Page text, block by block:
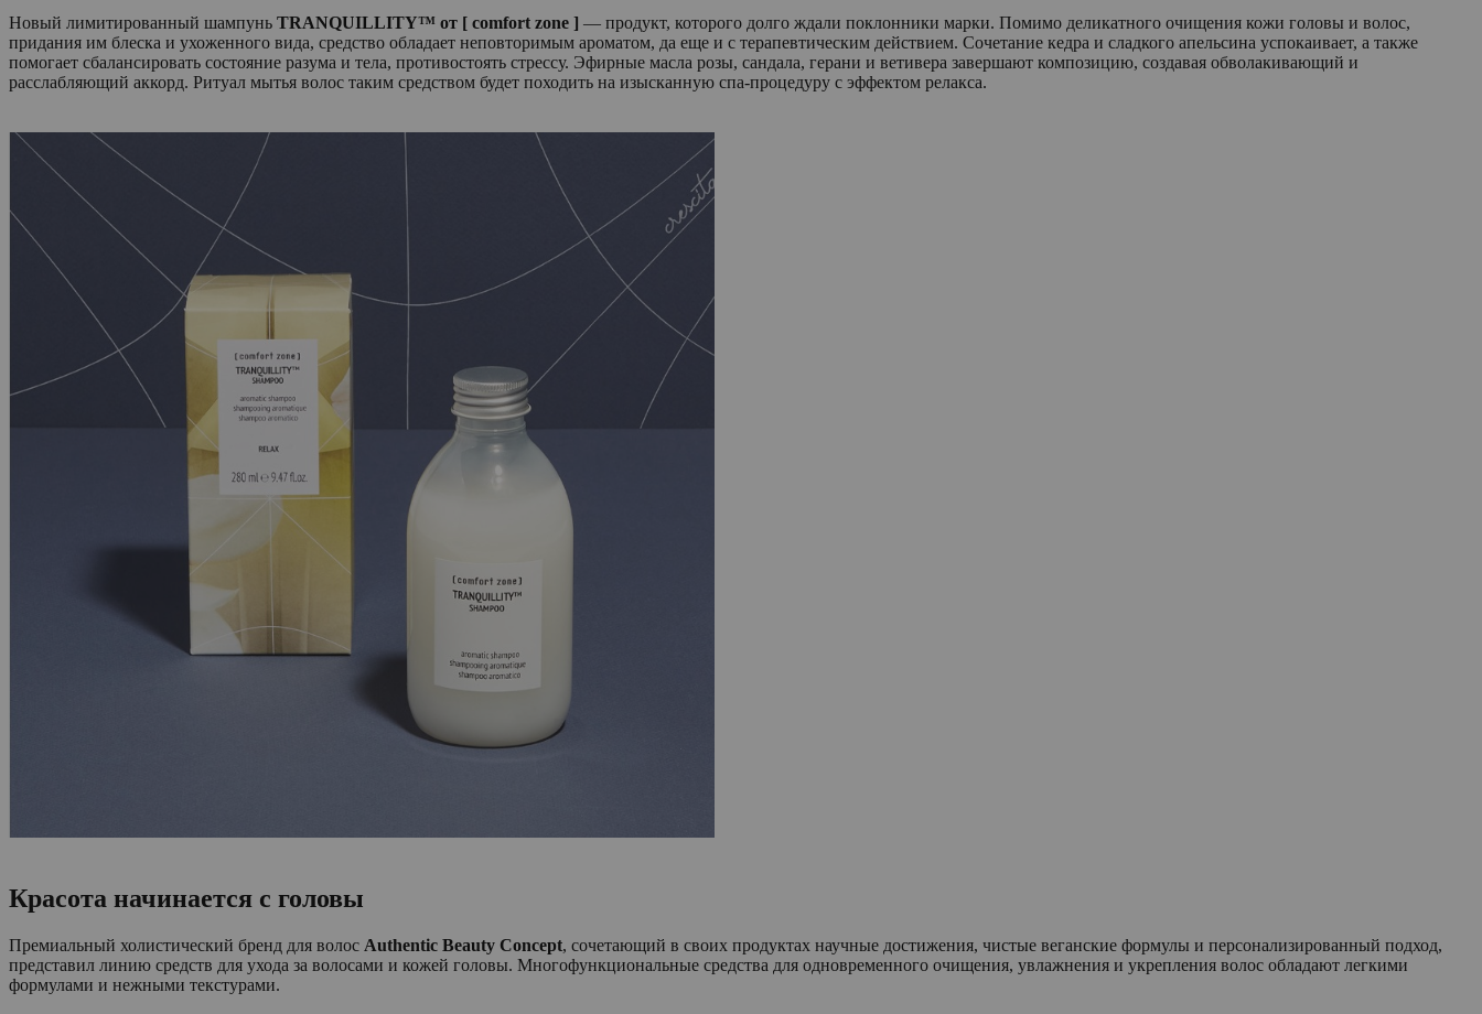
Новый лимитированный шампунь TRANQUILLITY™ от [ comfort zone ] — продукт, которого долго ждали поклонники марки. Помимо деликатного очищения кожи головы и волос,
придания им блеска и ухоженного вида, средство обладает неповторимым ароматом, да еще и с терапевтическим действием. Сочетание кедра и сладкого апельсина успокаивает, а также
помогает сбалансировать состояние разума и тела, противостоять стрессу. Эфирные масла розы, сандала, герани и ветивера завершают композицию, создавая обволакивающий и
расслабляющий аккорд. Ритуал мытья волос таким средством будет походить на изысканную спа-процедуру с эффектом релакса.
Красота начинается с головы
Премиальный холистический бренд для волос Authentic Beauty Concept, сочетающий в своих продуктах научные достижения, чистые веганские формулы и персонализированный подход,
представил линию средств для ухода за волосами и кожей головы. Многофункциональные средства для одновременного очищения, увлажнения и укрепления волос обладают легкими
формулами и нежными текстурами.